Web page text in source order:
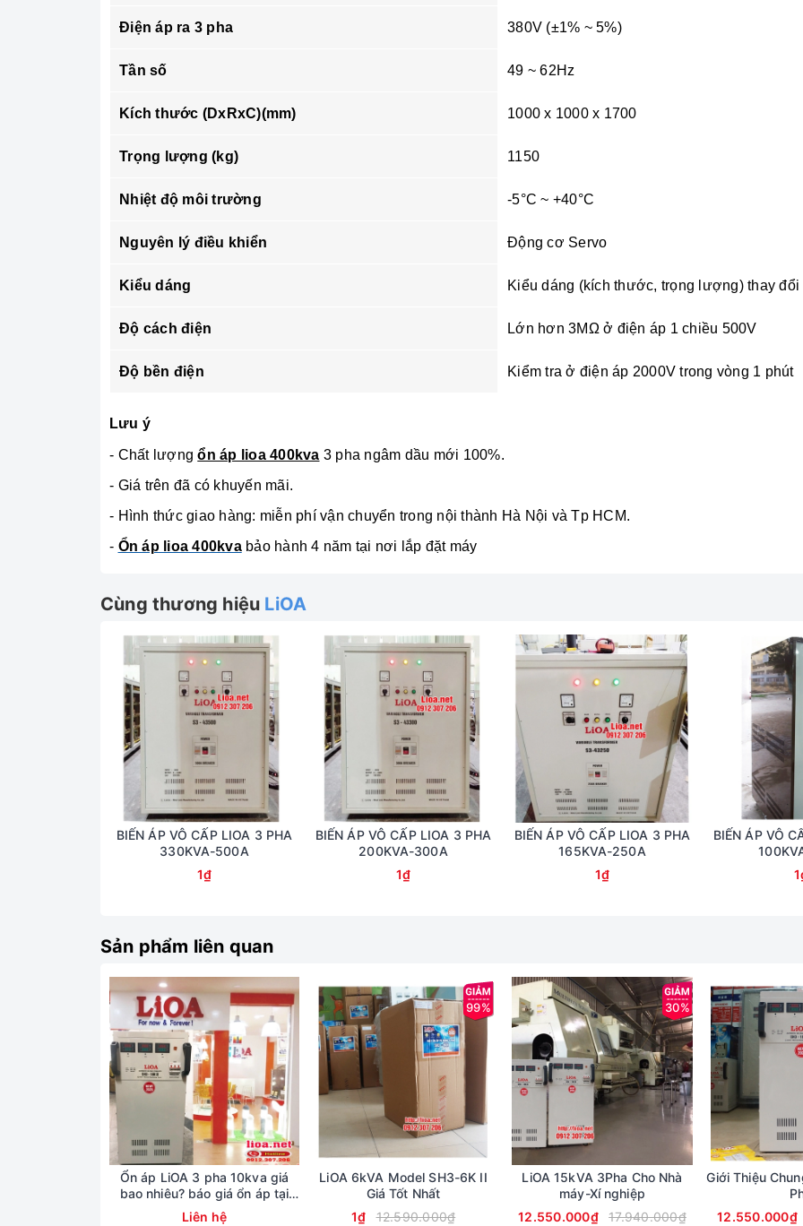
Điện áp ra 3 pha 380V (±1% ~ 5%)
Tần số 49 ~ 62Hz
Kích thước (DxRxC)(mm) 1000 x 1000 x 1700
Trọng lượng (kg) 1150
Nhiệt độ môi trường -5°C ~ +40°C
Nguyên lý điều khiển Động cơ Servo
Kiểu dáng Kiểu dáng (kích thước, trọng lượng) thay
Độ cách điện Lớn hơn 3MΩ ở điện áp 1 chiều 500V
Độ bền điện Kiểm tra ở điện áp 2000V trong vòng 1 phút
Lưu ý
- Chất lượngổn áp lioa 400kva 3 pha ngâm dầu mới 100%.
- Giá trên đã có khuyến mãi.
- Hình thức giao hàng: miễn phí vận chuyển trong nội thành Hà Nội và Tp HCM.
- Ổn áp lioa 400kvabảo hành 4 năm tại nơi lắp đặt máy
Cùng thương hiệu LiOA
BIẾN ÁP VÔ CẤP LIOA 3 PHA
330KVA-500A
1₫
BIẾN ÁP VÔ CẤP LIOA 3 PHA
200KVA-300A
1₫
BIẾN ÁP VÔ CẤP LIOA 3 PHA
165KVA-250A
1₫
BIẾN ÁP VÔ
Sản phẩm liên quan
Ổn áp LiOA 3 pha 10kva giá
bao nhiêu? báo giá ổn áp tại
kho lioa Nhật Linh
Liên hệ
99%
LiOA 6kVA Model SH3-6K II
Giá Tốt Nhất
1₫
12.590.000₫
30%
LiOA 15kVA 3Pha Cho Nhà
máy-Xí nghiệp
12.550.000₫
17.940.000₫
Giới Thiệu
12.550.000₫